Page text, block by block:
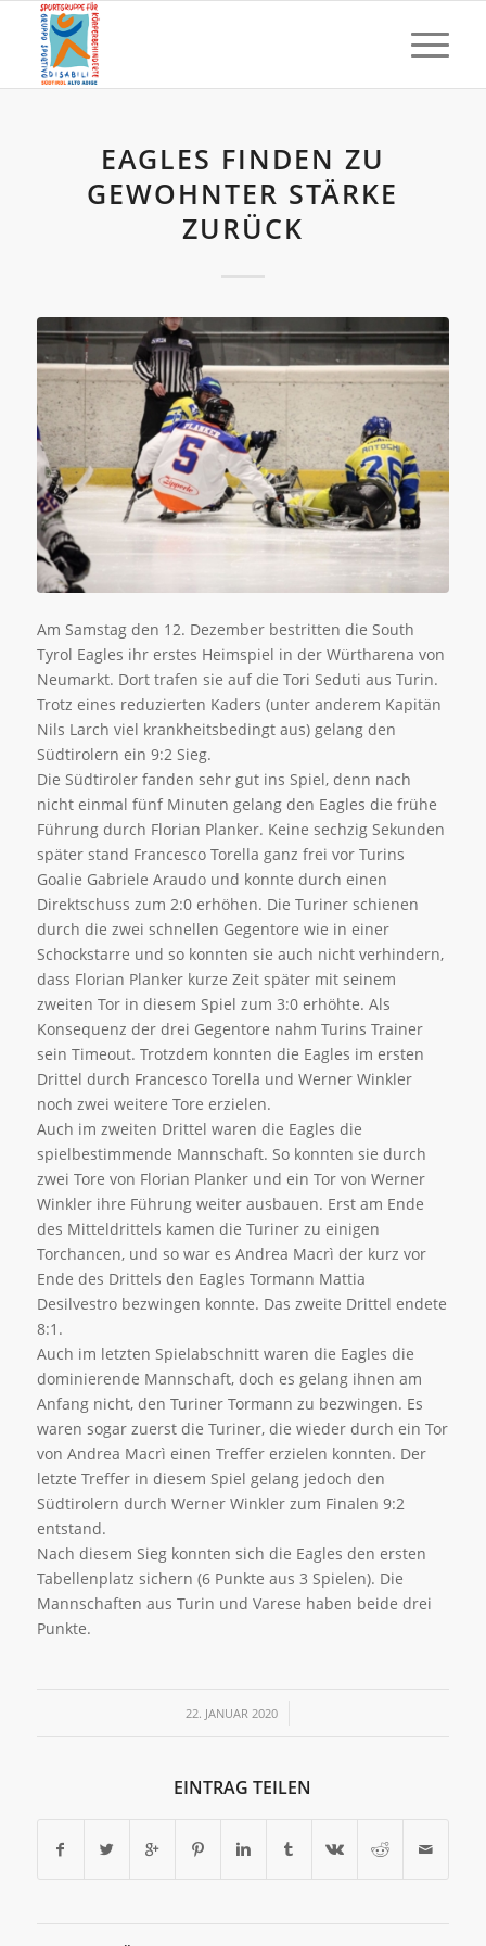
EAGLES FINDEN ZU
GEWOHNTER STÄRKE
ZURÜCK
Am Samstag den 12. Dezember bestritten die South
Tyrol Eagles ihr erstes Heimspiel in der Würtharena von
Neumarkt. Dort trafen sie auf die Tori Seduti aus Turin.
Trotz eines reduzierten Kaders (unter anderem Kapitän
Nils Larch viel krankheitsbedingt aus) gelang den
Südtirolern ein 9:2 Sieg.
Die Südtiroler fanden sehr gut ins Spiel, denn nach
nicht einmal fünf Minuten gelang den Eagles die frühe
Führung durch Florian Planker. Keine sechzig Sekunden
später stand Francesco Torella ganz frei vor Turins
Goalie Gabriele Araudo und konnte durch einen
Direktschuss zum 2:0 erhöhen. Die Turiner schienen
durch die zwei schnellen Gegentore wie in einer
Schockstarre und so konnten sie auch nicht verhindern,
dass Florian Planker kurze Zeit später mit seinem
zweiten Tor in diesem Spiel zum 3:0 erhöhte. Als
Konsequenz der drei Gegentore nahm Turins Trainer
sein Timeout. Trotzdem konnten die Eagles im ersten
Drittel durch Francesco Torella und Werner Winkler
noch zwei weitere Tore erzielen.
Auch im zweiten Drittel waren die Eagles die
spielbestimmende Mannschaft. So konnten sie durch
zwei Tore von Florian Planker und ein Tor von Werner
Winkler ihre Führung weiter ausbauen. Erst am Ende
des Mitteldrittels kamen die Turiner zu einigen
Torchancen, und so war es Andrea Macrì der kurz vor
Ende des Drittels den Eagles Tormann Mattia
Desilvestro bezwingen konnte. Das zweite Drittel endete
8:1.
Auch im letzten Spielabschnitt waren die Eagles die
dominierende Mannschaft, doch es gelang ihnen am
Anfang nicht, den Turiner Tormann zu bezwingen. Es
waren sogar zuerst die Turiner, die wieder durch ein Tor
von Andrea Macrì einen Treffer erzielen konnten. Der
letzte Treffer in diesem Spiel gelang jedoch den
Südtirolern durch Werner Winkler zum Finalen 9:2
entstand.
Nach diesem Sieg konnten sich die Eagles den ersten
Tabellenplatz sichern (6 Punkte aus 3 Spielen). Die
Mannschaften aus Turin und Varese haben beide drei
Punkte.
22. JANUAR 2020
/
EINTRAG TEILEN